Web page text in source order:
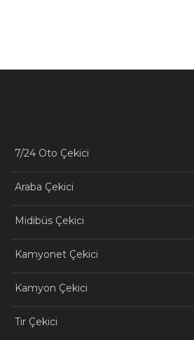
7/24 Oto Çekici
Araba Çekici
Midibüs Çekici
Kamyonet Çekici
Kamyon Çekici
Tır Çekici